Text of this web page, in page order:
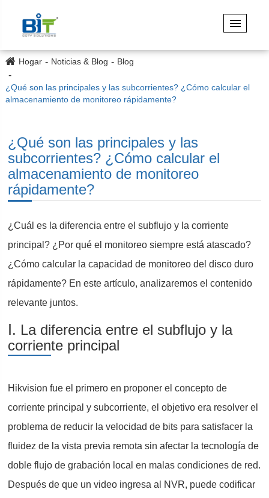
Hogar Noticias & Blog Blog
¿Qué son las principales y las subcorrientes? ¿Cómo calcular el
almacenamiento de monitoreo rápidamente?
¿Qué son las principales y las
subcorrientes? ¿Cómo calcular el
almacenamiento de monitoreo
rápidamente?
¿Cuál es la diferencia entre el subflujo y la corriente
principal? ¿Por qué el monitoreo siempre está atascado?
¿Cómo calcular la capacidad de monitoreo del disco duro
rápidamente? En este artículo, analizaremos el contenido
relevante juntos.
Ⅰ. La diferencia entre el subflujo y la
corriente principal
Hikvision fue el primero en proponer el concepto de
corriente principal y subcorriente, el objetivo era resolver el
problema de reducir la velocidad de bits para satisfacer la
fluidez de la vista previa remota sin afectar la tecnología de
doble flujo de grabación local en malas condiciones de red.
Después de que un video ingresa al NVR, puede codificar